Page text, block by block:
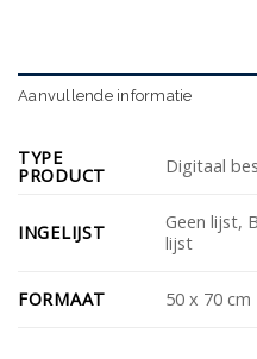
Aanvullende informatie
TYPE
PRODUCT Digitaal
INGELIJST
Geen lijst,
lijst
FORMAAT 50 x 70 cm